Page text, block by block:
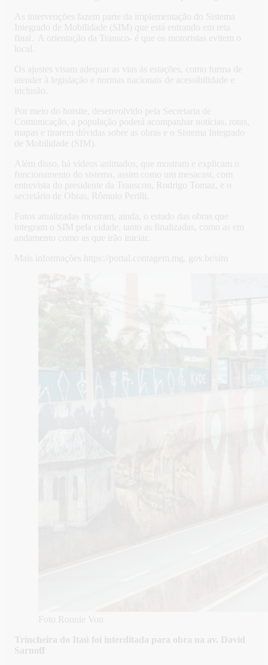
As intervenções fazem parte da implementação do Sistema
Integrado de Mobilidade (SIM) que está entrando em reta
final. A orientação da Transco- é que os motoristas evitem o
local.
Os ajustes visam adequar as vias às estações, como forma de
atender à legislação e normas nacionais de acessibilidade e
inclusão.
Por meio do hotsite, desenvolvido pela Secretaria de
Comunicação, a população poderá acompanhar notícias, rotas,
mapas e tirarem dúvidas sobre as obras e o Sistema Integrado
de Mobilidade (SIM).
Além disso, há vídeos animados, que mostram e explicam o
funcionamento do sistema, assim como um mesacast, com
entrevista do presidente da Transcon, Rodrigo Tomaz, e o
secretário de Obras, Rômulo Perilli.
Fotos atualizadas mostram, ainda, o estado das obras que
integram o SIM pela cidade, tanto as finalizadas, como as em
andamento como as que irão iniciar.
Mais informações https://portal.contagem.mg. gov.br/sim
Foto Ronnie Von
Trincheira do Itaú foi interditada para obra na av. David
Sarnoff